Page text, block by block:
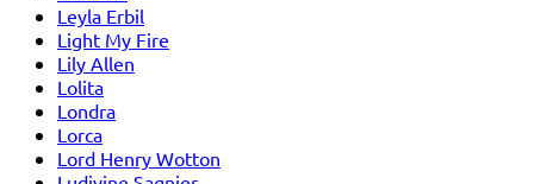
Leyla Erbil
Light My Fire
Lily Allen
Lolita
Londra
Lorca
Lord Henry Wotton